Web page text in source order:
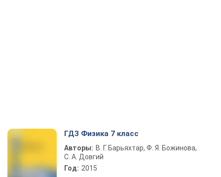
ГДЗ Физика 7 класс
Авторы: В. Г. Барьяхтар, Ф. Я. Божинова,
С. А. Довгий
Год: 2015